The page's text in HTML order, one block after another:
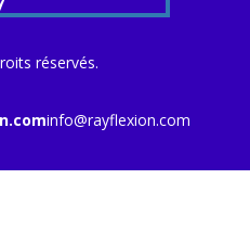
réservés.
info@rayflexion.com